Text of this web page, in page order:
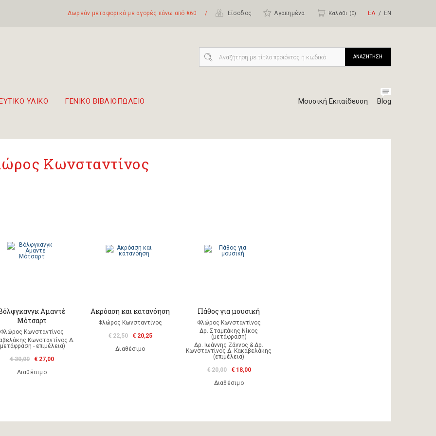
Δωρεάν μεταφορικά με αγορές πάνω από €60 / Είσοδος Αγαπημένα Καλάθι (0) ΕΛ ΕΝ
ΥΛΙΚΟ ΓΕΝΙΚΟ ΒΙΒΛΙΟΠΩΛΕΙΟ Μουσική Εκπαίδευση Blog
ΑΝΑΖΗΤΗΣΗ
Κωνσταντίνος
Αμαντέ
Μότσαρτ
Φλώρος Κωνσταντίνος
Κωνσταντίνος Δ.
- επιμέλεια)
€ 30,00
€ 27,00
Διαθέσιμο
Ακρόαση και κατανόηση
Φλώρος Κωνσταντίνος
€ 22,50
€ 20,25
Διαθέσιμο
Πάθος για μουσική
Φλώρος Κωνσταντίνος
Δρ. Σταμπάκης Νίκος
(μετάφραση)
Δρ. Ιωάννης Ζάννος & Δρ.
Κωνσταντίνος Δ. Κακαβελάκης
(επιμέλεια)
€ 20,00
€ 18,00
Διαθέσιμο